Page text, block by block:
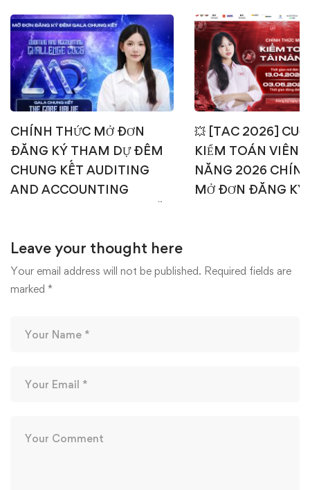
CHÍNH THỨC MỞ ĐƠN
ĐĂNG KÝ THAM DỰ ĐÊM
CHUNG KẾT AUDITING
AND ACCOUNTING
CAO NHẤT? 🎉🏆
22/04/2026
💥 [TAC 2026]
KIỂM TOÁN VIÊN
NĂNG 2026
MỞ ĐƠN ĐĂNG KÝ
Leave your thought here
Your email address will not be published. Required fields are
marked *